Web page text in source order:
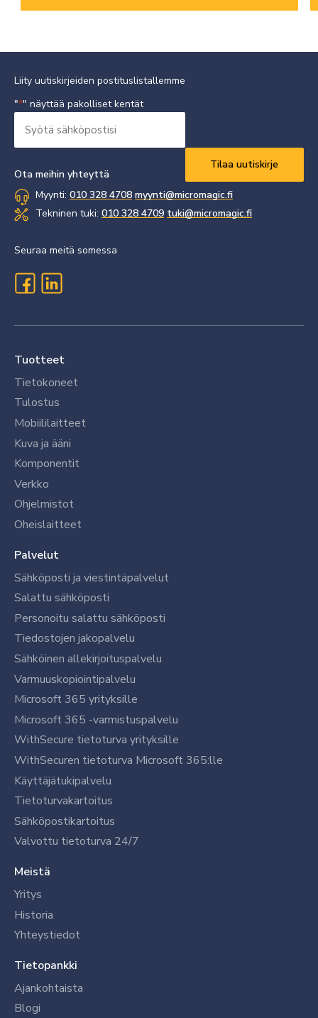
Liity uutiskirjeiden postituslistallemme
"*" näyttää pakolliset kentät
sähköpostisi
Ota meihin yhteyttä
Myynti: 010 328 4708 myynti@micromagic.fi
Tekninen tuki: 010 328 4709 tuki@micromagic.fi
Seuraa meitä somessa
Tuotteet
Tietokoneet
Tulostus
Mobiililaitteet
Kuva ja ääni
Komponentit
Verkko
Ohjelmistot
Oheislaitteet
Palvelut
Sähköposti ja viestintäpalvelut
Salattu sähköposti
Personoitu salattu sähköposti
Tiedostojen jakopalvelu
Sähköinen allekirjoituspalvelu
Varmuuskopiointipalvelu
Microsoft 365 yrityksille
Microsoft 365 -varmistuspalvelu
WithSecure tietoturva yrityksille
WithSecuren tietoturva Microsoft 365:lle
Käyttäjätukipalvelu
Tietoturvakartoitus
Sähköpostikartoitus
Valvottu tietoturva 24/7
Meistä
Yritys
Historia
Yhteystiedot
Tietopankki
Ajankohtaista
Blogi